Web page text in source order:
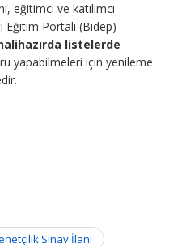
eğitimci ve katılımcı
Eğitim Portalı (Bidep)
listelerde
yapabilmeleri için yenileme
Sınav İlanı